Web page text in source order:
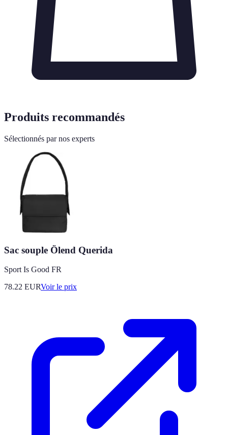
Produits recommandés
Sélectionnés par nos experts
Sac souple Ölend Querida
Sport Is Good FR
78.22 EURVoir le prix